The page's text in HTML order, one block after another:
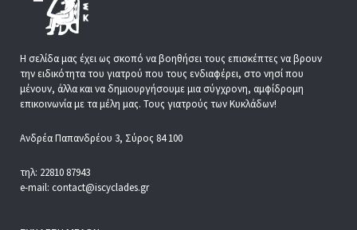
Η σελίδα μας έχει ως σκοπό να βοηθήσει τους επισκέπτες να βρουν
την ειδικότητα του γιατρού που τους ενδιαφέρει, στο νησί που
μένουν, άλλα και να δημιουργήσουμε μια σύγχρονη, αμφίδρομη
επικοινωνία με τα μέλη μας. Τους γιατρούς των Κυκλάδων!
Ανδρέα Παπανδρέου 3, Σύρος 84 100
τηλ: 22810 87943
e-mail: contact@iscyclades.gr